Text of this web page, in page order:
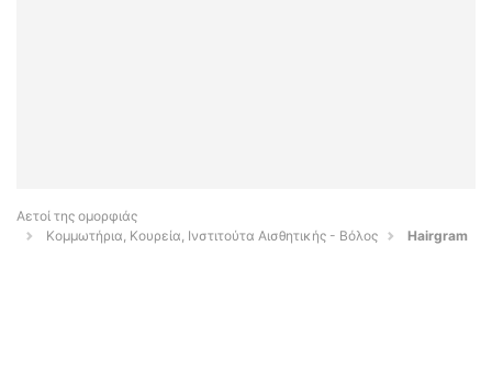
Αετοί της ομορφιάς
Κομμωτήρια, Κουρεία, Ινστιτούτα Αισθητικής - Βόλος
Hairgram